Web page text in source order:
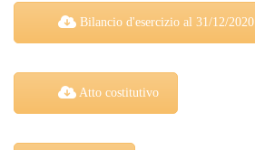
Bilancio d'esercizio al 31/12/2020
Atto costitutivo